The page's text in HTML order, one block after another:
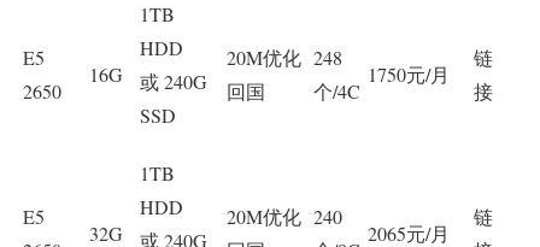
E5
2650
16G
1TB
HDD
或 240G
SSD
20M优化
回国
248
个/4C
1750元/月
链
接
E5
32G
1TB
HDD
或 240G
20M优化 240
2065元/月
链